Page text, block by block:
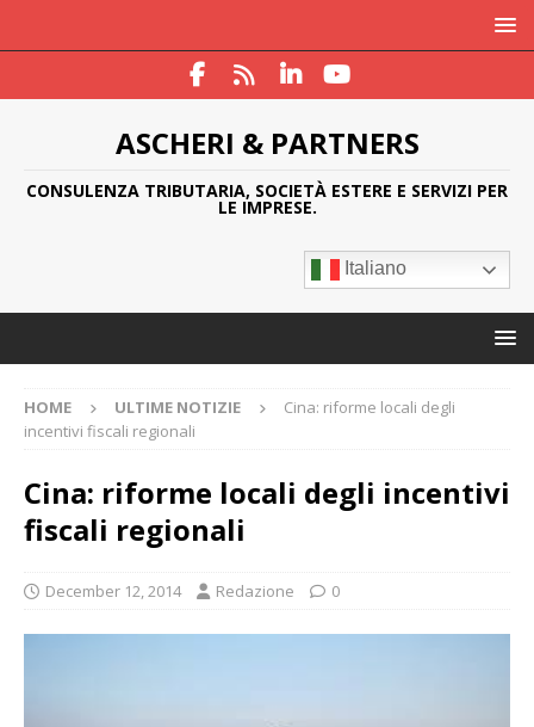
ASCHERI & PARTNERS
CONSULENZA TRIBUTARIA, SOCIETÀ ESTERE E SERVIZI PER
LE IMPRESE.
Italiano
HOME ULTIME NOTIZIE
Cina: riforme locali degli
incentivi fiscali regionali
Cina: riforme locali degli incentivi
fiscali regionali
December 12, 2014 Redazione 0